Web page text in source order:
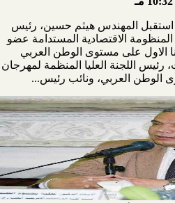
استقبل المهندس هيثم حسين، رئيس
الاقتصادية المستدامة عضو
الاول على مستوى الوطن العربي
رئيس اللجنة العليا المنظمة لمهرجان
الوطن العربي، ونائب رئيس...